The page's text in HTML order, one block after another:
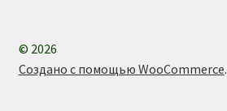
© 2026
Создано с помощью WooCommerce.